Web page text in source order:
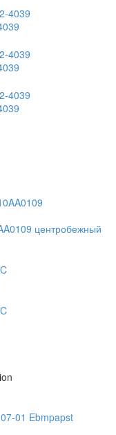
центробежный